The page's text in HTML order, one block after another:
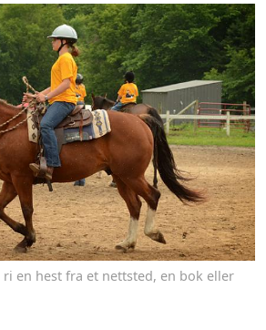
en hest fra et nettsted, en bok eller